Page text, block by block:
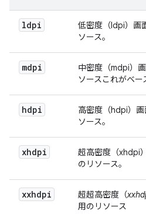
ldpi
低密度（ldpi）画
ソース。
mdpi 中密度（mdpi）
ソースこれがベー
hdpi
高密度（hdpi）
ソース。
xhdpi
超高密度（xhdpi
のリソース。
xxhdpi 超超高密度（
用のリソース